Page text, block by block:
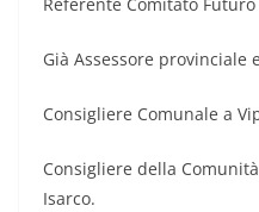
Referente Comitato
Già Assessore provinciale
Consigliere Comunale a
Consigliere della
Isarco.